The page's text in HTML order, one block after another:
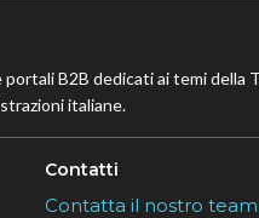
B2B dedicati ai temi della
italiane.
Contatti
Contatta il nostro